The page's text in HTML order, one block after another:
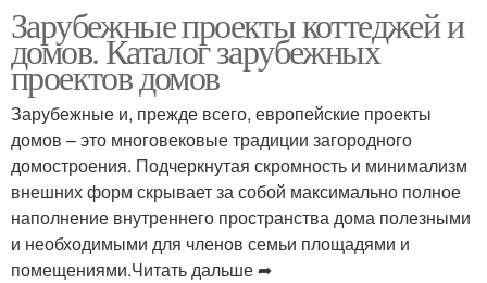
Зарубежные проекты коттеджей и
домов. Каталог зарубежных
проектов домов
Зарубежные и, прежде всего, европейские проекты
домов – это многовековые традиции загородного
домостроения. Подчеркнутая скромность и минимализм
внешних форм скрывает за собой максимально полное
наполнение внутреннего пространства дома полезными
и необходимыми для членов семьи площадями и
помещениями.Читать дальше ➦